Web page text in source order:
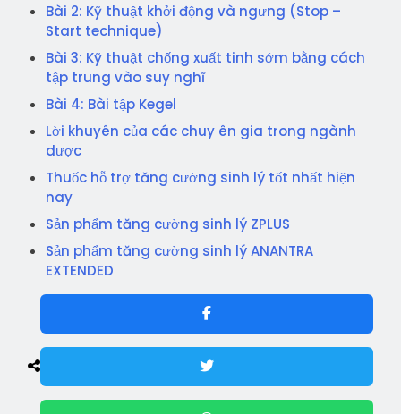
Bài 2: Kỹ thuật khởi động và ngưng (Stop –
Start technique)
Bài 3: Kỹ thuật chống xuất tinh sớm bằng cách
tập trung vào suy nghĩ
Bài 4: Bài tập Kegel
Lời khuyên của các chuy ên gia trong ngành
dược
Thuốc hỗ trợ tăng cường sinh lý tốt nhất hiện
nay
Sản phẩm tăng cường sinh lý ZPLUS
Sản phẩm tăng cường sinh lý ANANTRA
EXTENDED